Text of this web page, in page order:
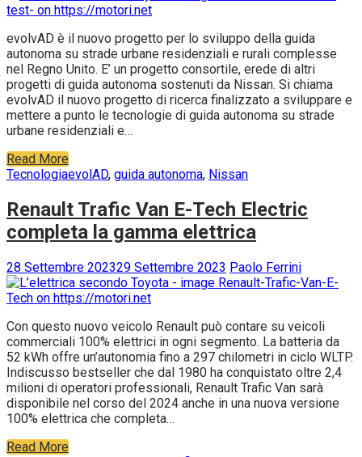
evolvAD è il nuovo progetto per lo sviluppo della guida
autonoma su strade urbane residenziali e rurali complesse
nel Regno Unito. E’ un progetto consortile, erede di altri
progetti di guida autonoma sostenuti da Nissan. Si chiama
evolvAD il nuovo progetto di ricerca finalizzato a sviluppare e
mettere a punto le tecnologie di guida autonoma su strade
urbane residenziali e…
Read More
TecnologiaevolAD, guida autonoma, Nissan
Renault Trafic Van E-Tech Electric
completa la gamma elettrica
28 Settembre 202329 Settembre 2023 Paolo Ferrini
Con questo nuovo veicolo Renault può contare su veicoli
commerciali 100% elettrici in ogni segmento. La batteria da
52 kWh offre un’autonomia fino a 297 chilometri in ciclo WLTP.
Indiscusso bestseller che dal 1980 ha conquistato oltre 2,4
milioni di operatori professionali, Renault Trafic Van sarà
disponibile nel corso del 2024 anche in una nuova versione
100% elettrica che completa…
Read More